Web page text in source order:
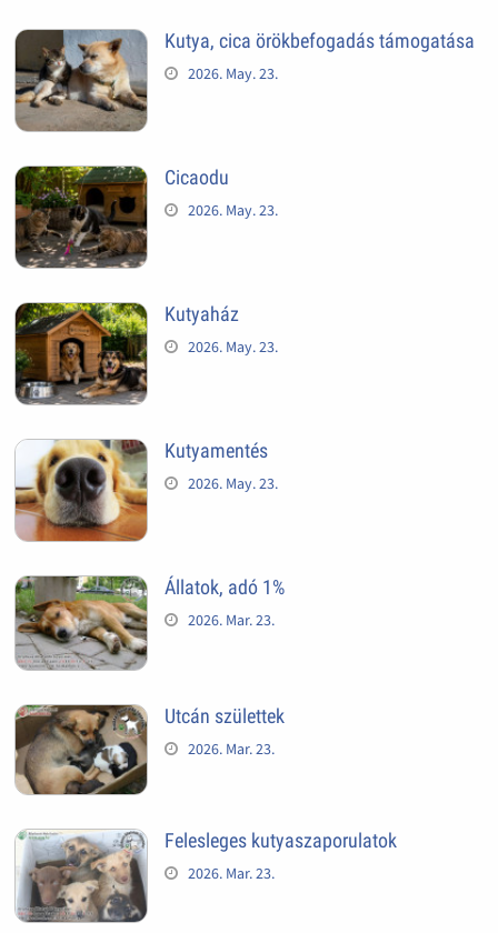
Kutya, cica örökbefogadás támogatása
2026. May. 23.
Cicaodu
2026. May. 23.
Kutyaház
2026. May. 23.
Kutyamentés
2026. May. 23.
Állatok, adó 1%
2026. Mar. 23.
Utcán születtek
2026. Mar. 23.
Felesleges kutyaszaporulatok
2026. Mar. 23.